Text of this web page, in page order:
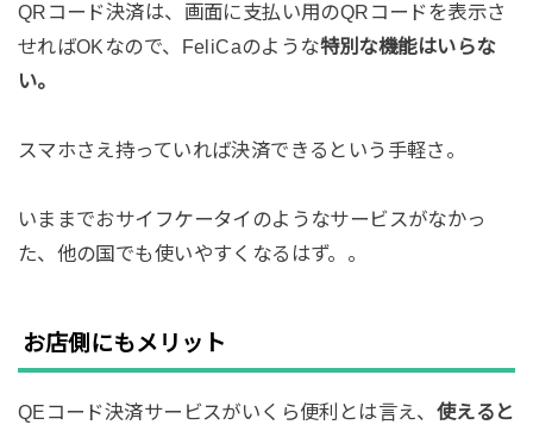
QRコード決済は、画面に支払い用のQRコードを表示さ
せればOKなので、FeliCaのような特別な機能はいらな
い。
スマホさえ持っていれば決済できるという手軽さ。
いままでおサイフケータイのようなサービスがなかっ
た、他の国でも使いやすくなるはず。。
お店側にもメリット
QEコード決済サービスがいくら便利とは言え、 使えると